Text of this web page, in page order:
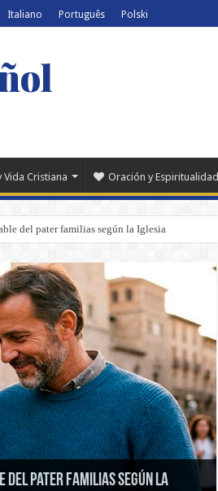
Italiano Português Polski
Vida Cristiana Oración y Espiritualidad
del pater familias según la Iglesia
del pater familias según la
sobre la tierra y Cristo mostró